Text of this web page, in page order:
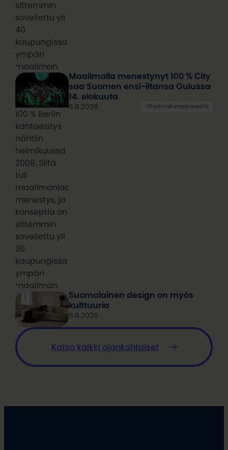
sittemmin
sovellettu yli
40
kaupungissa
ympäri
maailman.
100 % Berlin
kantaesitys
nähtiin
helmikuussa
2008. Siitä
tuli
maailmanlaajuinen
menestys, ja
konseptia on
sittemmin
sovellettu yli
30
kaupungissa
ympäri
maailman.
Maailmalla menestynyt 100 % City
saa Suomen ensi-iltansa Oulussa
14. elokuuta
6.8.2026 Ohjelmakumppaneilta
Suomalainen design on myös
kulttuuria
6.8.2026
Katso kaikki ajankohtaiset